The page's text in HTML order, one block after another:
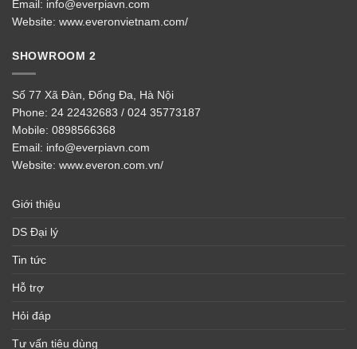
Email: info@everpiavn.com
Website: www.everonvietnam.com/
SHOWROOM 2
Số 77 Xã Đàn, Đống Đa, Hà Nội
Phone: 24 22432683 / 024 35773187
Mobile: 0898566368
Email: info@everpiavn.com
Website: www.everon.com.vn/
Giới thiệu
DS Đại lý
Tin tức
Hỗ trợ
Hỏi đáp
Tư vấn tiêu dùng